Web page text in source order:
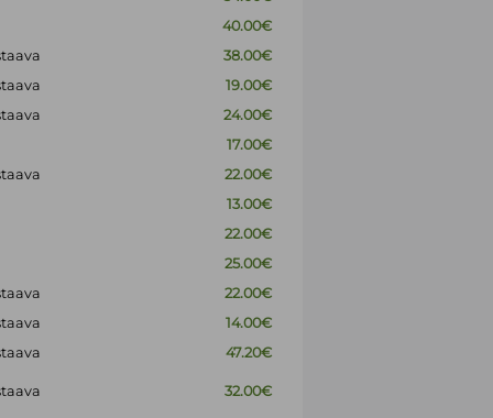
40.00€
38.00€
19.00€
24.00€
17.00€
22.00€
13.00€
22.00€
25.00€
22.00€
14.00€
47.20€
32.00€